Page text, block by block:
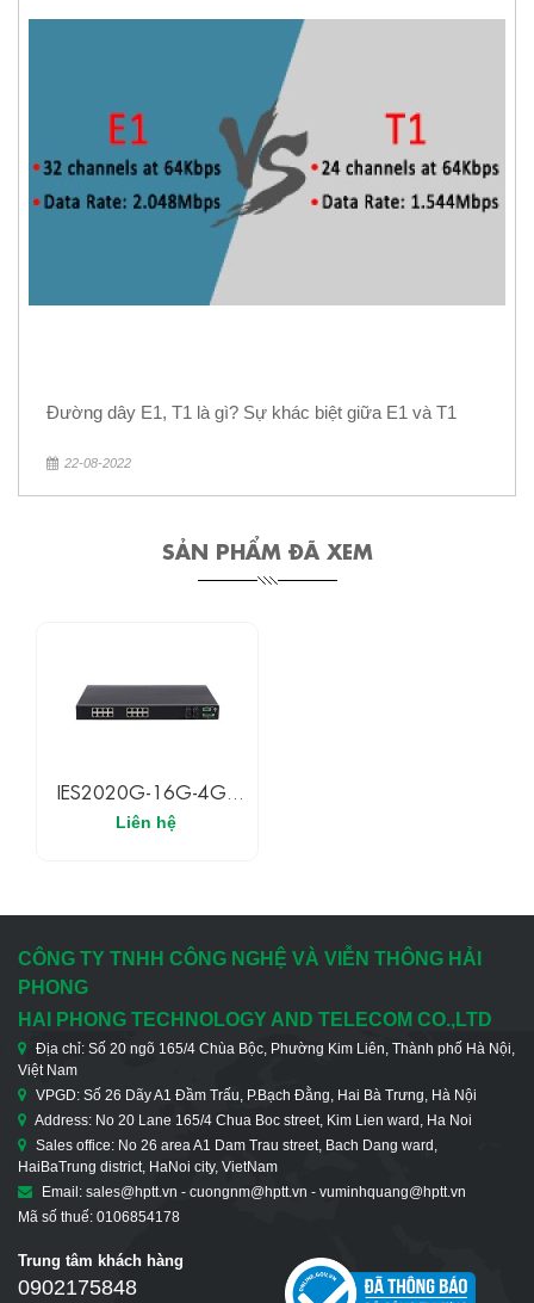
Đường dây E1, T1 là gì? Sự khác biệt giữa E1 và T1
22-08-2022
SẢN PHẨM ĐÃ XEM
IES2020G-16G-4GS
UPCOM Switch Công
Nghiệp 16 Cổng
Cổng Quang Gigabit
Liên hệ
CÔNG TY TNHH CÔNG NGHỆ VÀ VIỄN THÔNG HẢI
PHONG
HAI PHONG TECHNOLOGY AND TELECOM CO.,LTD
Địa chỉ: Số 20 ngõ 165/4 Chùa Bộc, Phường Kim Liên, Thành phố Hà Nội,
Việt Nam
VPGD: Số 26 Dãy A1 Đầm Trấu, P.Bạch Đằng, Hai Bà Trưng, Hà Nội
Address: No 20 Lane 165/4 Chua Boc street, Kim Lien ward, Ha Noi
Sales office: No 26 area A1 Dam Trau street, Bach Dang ward,
HaiBaTrung district, HaNoi city, VietNam
Email: sales@hptt.vn - cuongnm@hptt.vn - vuminhquang@hptt.vn
Mã số thuế: 0106854178
Trung tâm khách hàng
0902175848